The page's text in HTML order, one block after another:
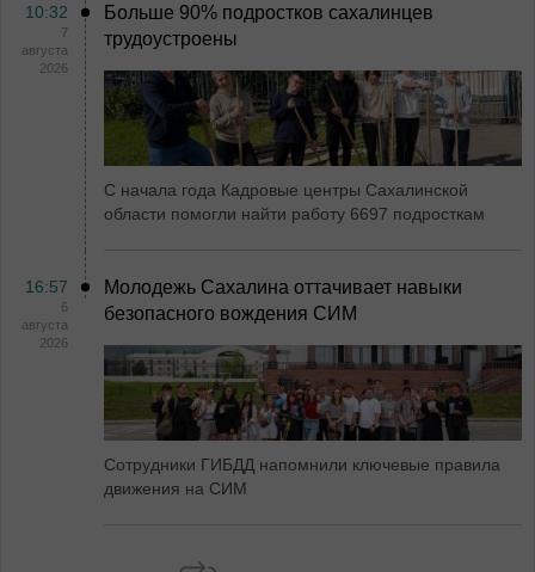
10:32
7
августа
2026
Больше 90% подростков сахалинцев
трудоустроены
С начала года Кадровые центры Сахалинской
области помогли найти работу 6697 подросткам
16:57
6
августа
2026
Молодежь Сахалина оттачивает навыки
безопасного вождения СИМ
Сотрудники ГИБДД напомнили ключевые правила
движения на СИМ